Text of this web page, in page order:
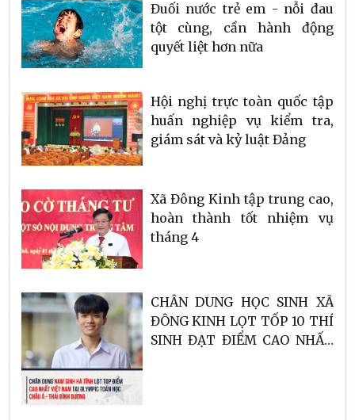
Đuối nước trẻ em - nỗi đau
tột cùng, cần hành động
quyết liệt hơn nữa
Hội nghị trực toàn quốc tập
huấn nghiệp vụ kiểm tra,
giám sát và kỷ luật Đảng
Xã Đông Kinh tập trung cao,
hoàn thành tốt nhiệm vụ
tháng 4
CHÂN DUNG HỌC SINH XÃ
ĐÔNG KINH LỌT TỐP 10 THÍ
SINH ĐẠT ĐIỂM CAO NHẤT